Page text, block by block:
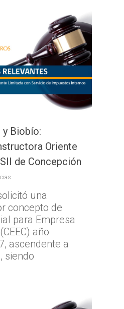
y Biobío:
Oriente
de Concepción
una
concepto de
para Empresa
año
ascendente a
siendo